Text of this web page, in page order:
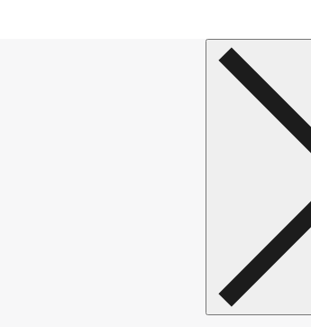
והעולםעם מופע ההומור והסטנד־אפ המצליח שלו
מרים גבה
כפסע משיגעון
– כתיבת ספר שני הייתה משימה לא פשוטה